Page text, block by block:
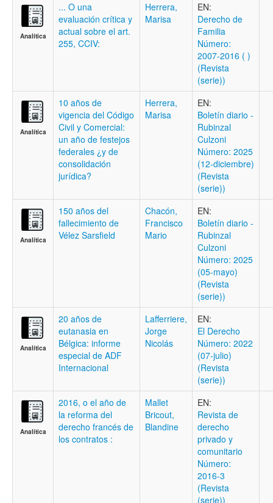
Analítica
... O una
evaluación crítica y
actual sobre el art.
255, CCIV:
Herrera,
Marisa
EN:
Derecho de
Familia
Número:
2007-2016 ( )
(Revista
(serie))
Analítica
10 años de
vigencia del Código
Civil y Comercial:
un año de festejos
federales ¿y de
consolidación
jurídica?
Herrera,
Marisa
EN:
Boletí­n diario -
Rubinzal
Culzoni
Número: 2025
(12-diciembre)
(Revista
(serie))
Analítica
150 años del
fallecimiento de
Vélez Sarsfield
Chacón,
Francisco
Mario
EN:
Boletí­n diario -
Rubinzal
Culzoni
Número: 2025
(05-mayo)
(Revista
(serie))
Analítica
20 años de
eutanasia en
Bélgica: informe
especial de ADF
Internacional
Lafferriere,
Jorge
Nicolás
EN:
El Derecho
Número: 2022
(07-julio)
(Revista
(serie))
Analítica
2016, o el año de
la reforma del
derecho francés de
los contratos :
Mallet
Bricout,
Blandine
EN:
Revista de
derecho
privado y
comunitario
Número:
2016-3
(Revista
(serie))